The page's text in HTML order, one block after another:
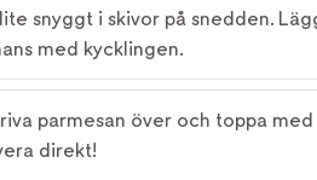
snyggt i skivor på snedden.
med kycklingen.
parmesan över och toppa
direkt!